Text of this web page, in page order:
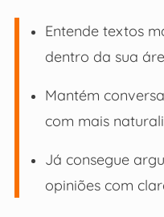
Entende textos
dentro da sua
Mantém
com mais
Já consegue
opiniões com